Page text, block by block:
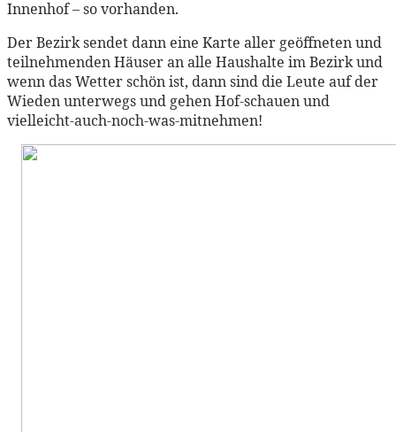
Innenhof – so vorhanden.
Der Bezirk sendet dann eine Karte aller geöffneten und
teilnehmenden Häuser an alle Haushalte im Bezirk und
wenn das Wetter schön ist, dann sind die Leute auf der
Wieden unterwegs und gehen Hof-schauen und
vielleicht-auch-noch-was-mitnehmen!